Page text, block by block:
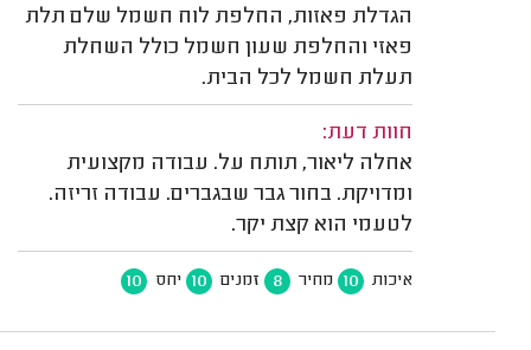
הגדלת פאזות, החלפת לוח חשמל שלם תלת
פאזי והחלפת שעון חשמל כולל השחלת
תעלת חשמל לכל הבית.
חוות דעת:
אחלה ליאור, תותח על. עבודה מקצועית
ומדויקת. בחור גבר שבגברים. עבודה זריזה.
לטעמי הוא קצת יקר.
איכות 10 מחיר 8 זמנים 10 יחס 10